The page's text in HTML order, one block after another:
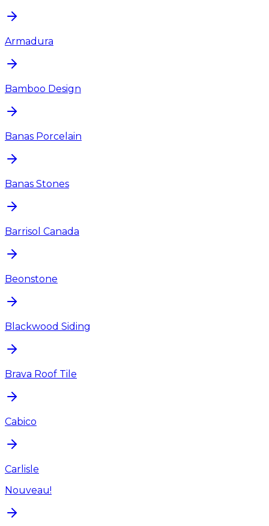
Armadura
Bamboo Design
Banas Porcelain
Banas Stones
Barrisol Canada
Beonstone
Blackwood Siding
Brava Roof Tile
Cabico
Carlisle
Nouveau!